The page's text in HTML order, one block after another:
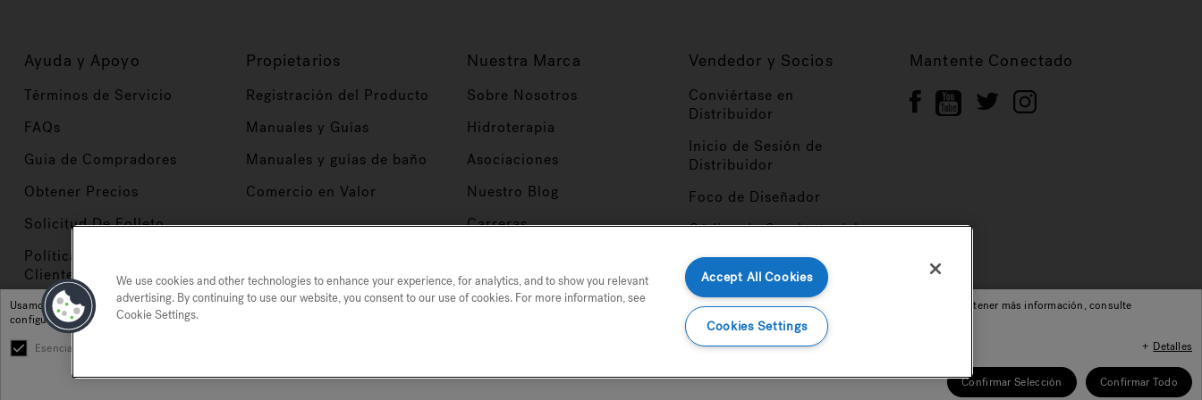
Ayuda y Apoyo
Términos de Servicio
FAQs
Guia de Compradores
Obtener Precios
Solicitud De Folleto
Políticas de Servicio al
Cliente
Propietarios
Registración del Producto
Manuales y Guías
Manuales y guías de baño
Comercio en Valor
Nuestra Marca
Sobre Nosotros
Hidroterapia
Asociaciones
Nuestro Blog
Carreras
Responsabilidad Social
Vendedor y Socios
Conviértase en
Distribuidor
Inicio de Sesión de
Distribuidor
Foco de Diseñador
Código de Conducta del
Mantente Conectado
© 2022 Jacuzzi Inc. Todos los derechos reservados.
Usamos cookies y otras tecnologías para mejorar su experiencia, para análisis y para mostrarle publicidad relevante. Si continúa utilizando nuestro sitio web, acepta nuestro uso de cookies. Para obtener más información, consulte
configuración de cookies.
Esencial
Detalles
Confirmar Selección Confirmar Todo
We use cookies and other technologies to enhance your experience, for analytics, and to show you relevant
advertising. By continuing to use our website, you consent to our use of cookies. For more information, see
Cookie Settings.
Accept All Cookies
Cookies Settings